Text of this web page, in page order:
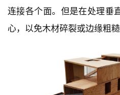
连接各个面。但是在处理垂
心，以免木材碎裂或边缘粗糙